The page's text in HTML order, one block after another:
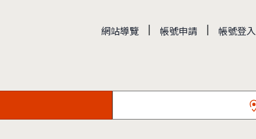
網站導覽 | 帳號申請 | 帳號登入